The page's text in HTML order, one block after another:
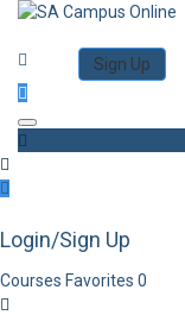
Sign Up
Toggle navigation
Login/Sign Up
Courses Favorites 0